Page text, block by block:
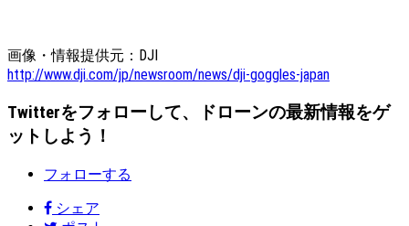
画像・情報提供元：DJI
http://www.dji.com/jp/newsroom/news/dji-goggles-japan
Twitterをフォローして、ドローンの最新情報をゲ
ットしよう！
フォローする
シェア